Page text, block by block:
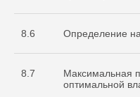
8.6 Определение
8.7
Максимальная
оптимальной